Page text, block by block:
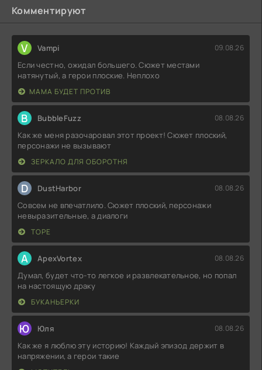
Комментируют
V Vampi 09.08.26
Если честно, ожидал большего. Сюжет местами
натянутый, а герои плоские. Неплохо
МАМА БУДЕТ ПРОТИВ
B BubbleFuzz 08.08.26
Как же меня разочаровал этот проект! Сюжет плоский,
персонажи не вызывают
ЗЕРКАЛО ДЛЯ ОБОРОТНЯ
D DustHarbor 08.08.26
Совсем не впечатлило. Сюжет плоский, персонажи
невыразительные, а диалоги
ТОРЕ
A ApexVortex 08.08.26
Думал, будет что-то легкое и развлекательное, но попал
на настоящую драку
БУКАНЬЕРКИ
Ю Юля 08.08.26
Как же я люблю эту историю! Каждый эпизод держит в
напряжении, а герои такие